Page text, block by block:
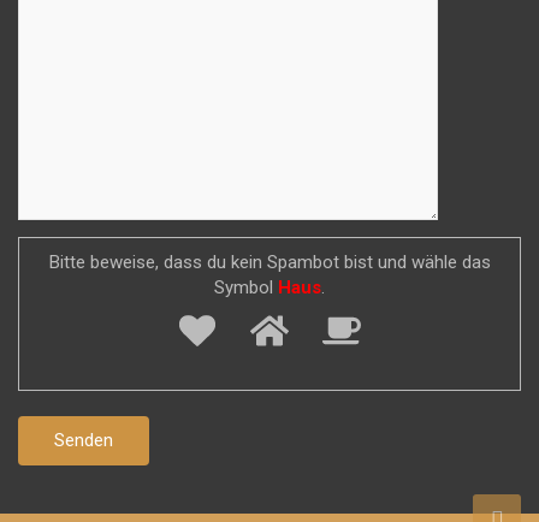
Bitte beweise, dass du kein Spambot bist und wähle das
Symbol Haus.